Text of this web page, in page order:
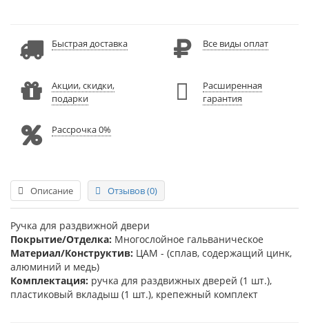
Быстрая доставка Все виды оплат
Акции, скидки,
подарки
Расширенная
гарантия
Рассрочка 0%
Описание Отзывов (0)
Ручка для раздвижной двери
Покрытие/Отделка: Многослойное гальваническое
Материал/Конструктив: ЦАМ - (сплав, содержащий цинк,
алюминий и медь)
Комплектация: ручка для раздвижных дверей (1 шт.),
пластиковый вкладыш (1 шт.), крепежный комплект